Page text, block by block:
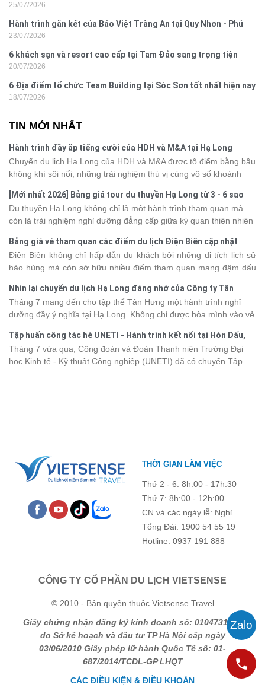
25/07/2026
Hành trình gắn kết của Bảo Việt Tràng An tại Quy Nhơn - Phú
Yên
23/07/2026
6 khách sạn và resort cao cấp tại Tam Đảo sang trọng tiện
nghi
20/07/2026
6 Địa điểm tổ chức Team Building tại Sóc Sơn tốt nhất hiện nay
18/07/2026
TIN MỚI NHẤT
Hành trình đầy ắp tiếng cười của HDH và M&A tại Hạ Long
Chuyến du lịch Hạ Long của HDH và M&A được tô điểm bằng bầu
không khí sôi nổi, những trải nghiệm thú vị cùng vô số khoảnh
phút giây đồng hành bên nhau, tất cả đã tạo nên một chuyến đi
tràn đầy cảm xúc và dấu ấn khó quên.
[Mới nhất 2026] Bảng giá tour du thuyền Hạ Long từ 3 - 6 sao
Du thuyền Hạ Long không chỉ là một hành trình tham quan mà
còn là trải nghiệm nghỉ dưỡng đẳng cấp giữa kỳ quan thiên nhiên
khác nhau, khiến nhiều du khách băn khoăn khi lựa chọn. Bài viết
dưới đây sẽ cập nhật bảng giá tour du thuyền Hạ Long mới nhất
2026 từ 3 - 6 sao, giúp bạn dễ dàng so sánh và tìm được hành
trình phù hợp với nhu cầu cũng như ngân sách.
Bảng giá vé tham quan các điểm du lịch Điện Biên cập nhật
2026
Điện Biên không chỉ hấp dẫn du khách bởi những di tích lịch sử
hào hùng mà còn sở hữu nhiều điểm tham quan mang đậm dấu
phá vùng đất này, việc cập nhật trước giá vé sẽ giúp bạn chủ
động hơn trong lịch trình và chi phí. Cùng Vietsense Travel tham
khảo bảng giá vé tham quan các điểm du lịch Điện Biênmới nhất
năm 2026 ngay dưới đây.
Nhìn lại chuyến du lịch Hạ Long đáng nhớ của Công ty Tân
Hưng 2026
Tháng 7 mang đến cho tập thể Tân Hưng một hành trình nghỉ
dưỡng đầy ý nghĩa tại Hạ Long. Không chỉ được hòa mình vào vẻ
kết, sẻ chia và lưu giữ nhiều khoảnh khắc đáng nhớ. Hãy cùng
nhìn lại chuyến đi ngập tràn niềm vui và những trải nghiệm khó
quên.
Tập huấn công tác hè UNETI - Hành trình kết nối tại Hòn Dấu,
Đồ Sơn
Tháng 7 vừa qua, Công đoàn và Đoàn Thanh niên Trường Đại
học Kinh tế - Kỹ thuật Công nghiệp (UNETI) đã có chuyến Tập
THỜI GIAN LÀM VIỆC
Thứ 2 - 6: 8h:00 - 17h:30
Thứ 7: 8h:00 - 12h:00
CN và các ngày lễ: Nghỉ
Tổng Đài: 1900 54 55 19
Hotline: 0937 191 888
CÔNG TY CỔ PHẦN DU LỊCH VIETSENSE
© 2010 - Bản quyền thuộc Vietsense Travel
Giấy chứng nhận đăng ký kinh doanh số: 0104731205
do Sở kế hoạch và đầu tư TP Hà Nội cấp ngày
03/06/2010 Giấy phép lữ hành Quốc Tế số: 01-
687/2014/TCDL-GP LHQT
CÁC ĐIỀU KIỆN & ĐIỀU KHOẢN